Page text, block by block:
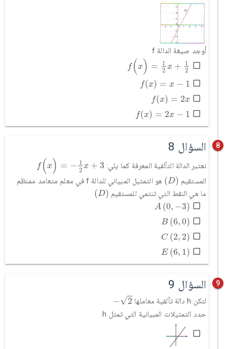
أوجد صيغة الدالة f
f(x) =
1
2 x +
1
2
x =
f(x) = x − 1
f(x =
f(x) = 2x
f(x =
f(x) = 2x − 1
f(x = -1
8 السؤال 8
نعتبر الدالة التآلفية المعرفة كما يلي: f (x) = − 1
2 x + 3
x =
المستقيم (D)
D هو التمثيل المبياني للدالة f في معلم متعامد ممنظم
ما هي النقط التي تنتمي للمستقيم
(D)
D
A (0, −3)
A0,-3
B (6,0)
B6,0
C (2, 2)
C2,2
E (6, 1)
E6,1
9 السؤال 9
لتكن h دالة تآلفية معاملها −√2
حدد التمثيلات المبيانية التي تمثل h